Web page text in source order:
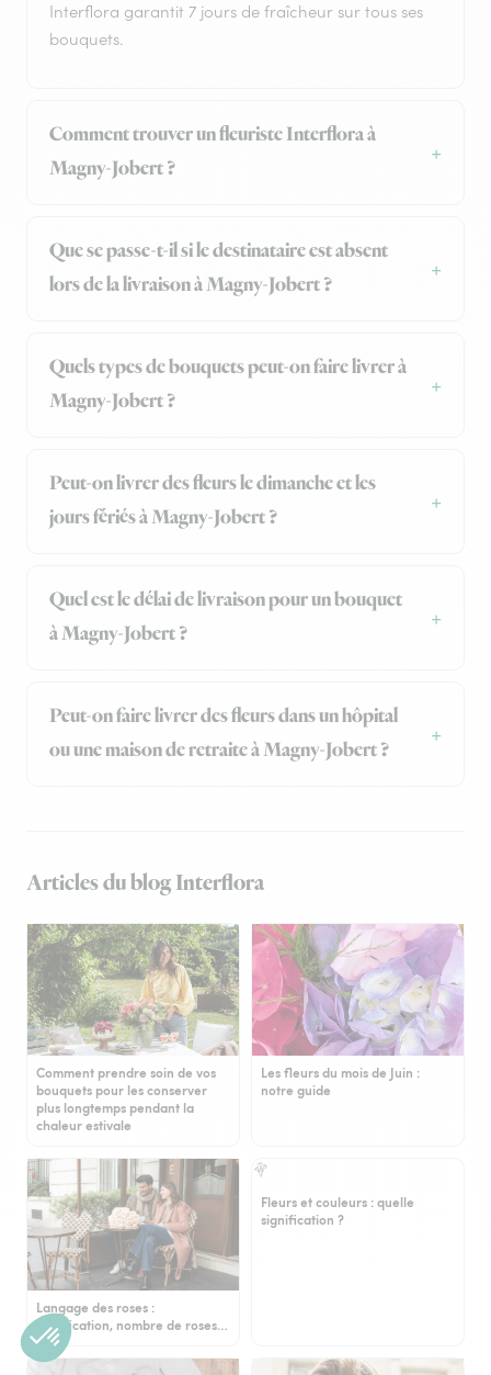
Interflora garantit 7 jours de fraîcheur sur tous ses
bouquets.
Comment trouver un fleuriste Interflora à
Magny-Jobert ?
Que se passe-t-il si le destinataire est absent
lors de la livraison à Magny-Jobert ?
Quels types de bouquets peut-on faire livrer à
Magny-Jobert ?
Peut-on livrer des fleurs le dimanche et les
jours fériés à Magny-Jobert ?
Quel est le délai de livraison pour un bouquet
à Magny-Jobert ?
Peut-on faire livrer des fleurs dans un hôpital
ou une maison de retraite à Magny-Jobert ?
Articles du blog Interflora
Comment prendre soin de vos
bouquets pour les conserver
plus longtemps pendant la
chaleur estivale
Les fleurs du mois de Juin :
notre guide
Langage des roses :
signification, nombre de roses…
Fleurs et couleurs : quelle
signification ?